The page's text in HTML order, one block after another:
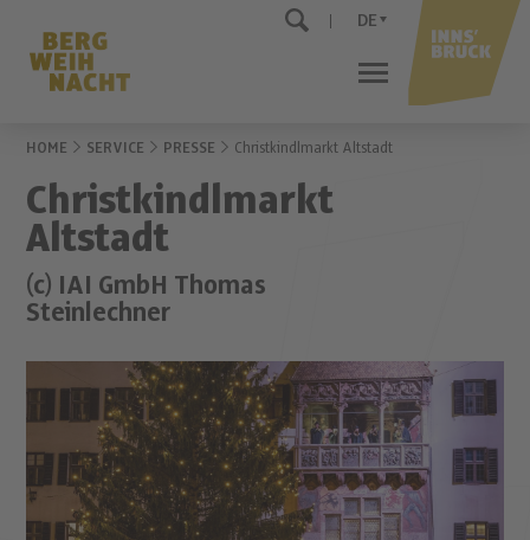
DE
HOME SERVICE PRESSE Christkindlmarkt Altstadt
Christkindlmarkt
Altstadt
(c) IAI GmbH Thomas
Steinlechner